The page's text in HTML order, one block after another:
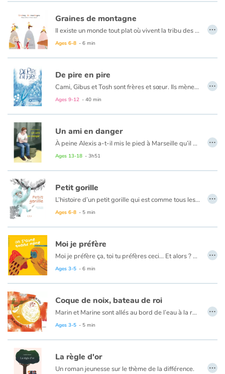
Graines de montagne
Il existe un monde tout plat où vivent la tribu des petits très petits et la tribu des grands très grands. Chacune d'elles ne manque pas d'ingéniosité pour montrer à l'autre qui est la plus forte.
Ages 6-8 - 6 min
…
De pire en pire
Cami, Gibus et Tosh sont frères et sœur. Ils mènent une vie tranquille quand, un jour, à l’heure du goûter, ils entendent leurs parents affirmer qu’il faut « en liquider un des trois, et sans tarder. » En une seconde, tout vole en éclats ! Pour n’en perdre aucun, il va falloir s’unir… ou pas.
Ages 9-12 - 40 min
…
Un ami en danger
À peine Alexis a-t-il mis le pied à Marseille qu’il déteste déjà la ville. Des bagarres au fond de la cour au trafic de drogue, du racket à la criminalité organisée, de la mauvaise organisation des transports en commun au minuscule appartement où il doit vivre avec sa mère et sa tante, tout l’éloigne du confort auquel il était habitué avant le divorce de ses parents.
Alors qu’Alexis découvre peu à peu la gentillesse et l’humour cachés derrière le sarcasme de ses camarades, tout bascule : l’un de ses amis, un jeune Moldave sans-papier, est arrêté par la police et va être expulsé. Mettant tout en œuvre pour éviter le pire, Alexis découvre alors une réalité qu’il ne soupçonnait pas, les difficultés et menaces qui pèsent sur ces immigrés en quête d’une vie meilleure.
Ages 13-18 - 3h51
…
Petit gorille
L’histoire d’un petit gorille qui est comme tous les petits gorilles ou presque, et cela lui cause quelques problèmes. L’histoire d’un petit garçon qui est comme tous les petits garçons sauf qu’il n’aime ni le foot, ni la bagarre. Ces deux là sont-ils faits pour se rencontrer ?
Ages 6-8 - 5 min
…
Moi je préfère
Moi je préfère ça, toi tu préfères ceci... Et alors ? On s'aime quand même !
Ages 3-5 - 6 min
…
Coque de noix, bateau de roi
Marin et Marine sont allés au bord de l’eau à la recherche d’un bateau. Ils ont cherché et ont trouvé une très belle noix dorée… Ce conte randonnée est bâti sur le modèle de « la drôle de maison » et relate l’addition d'une série de personnage se réfugiant dans un objet creux, ce dernier finissant par ce casser… Mais ici la noix dorée va leur permettre de se connaître et de tirer partie de leurs différences pour vivre ensemble…
Ages 3-5 - 5 min
…
La règle d'or
Un roman jeunesse sur le thème de la différence. …